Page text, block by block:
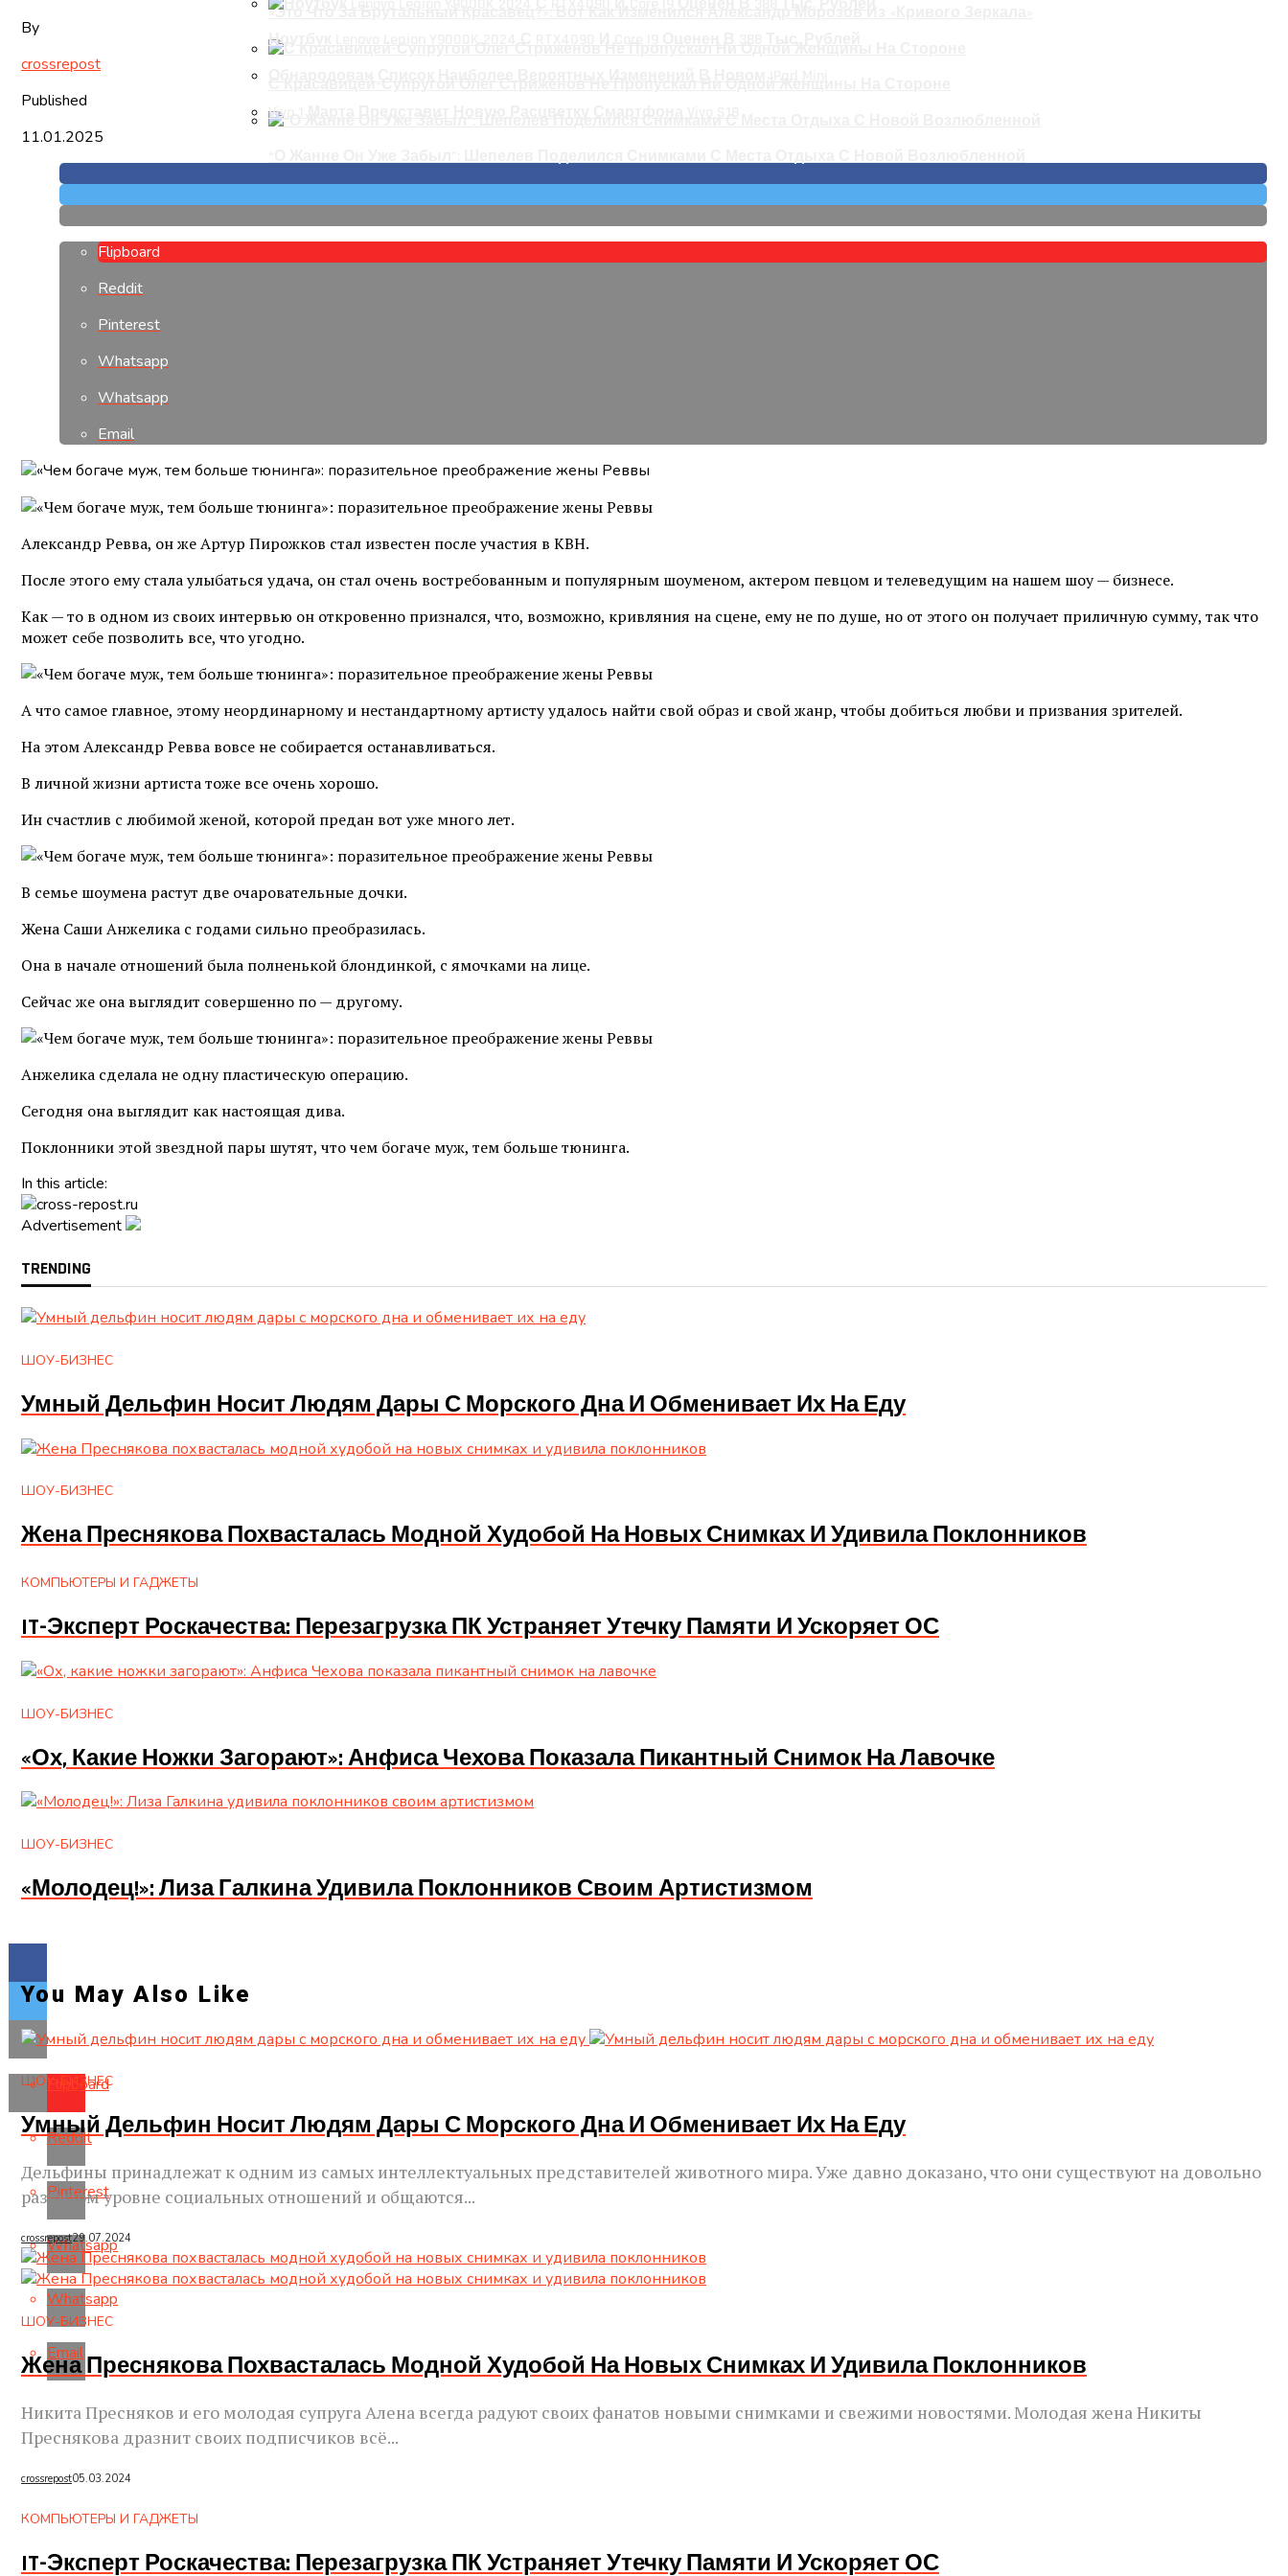
«Это Что За Брутальный Красавец?»: Вот Как Изменился Александр Морозов Из «Кривого Зеркала»
Ноутбук Lenovo Legion Y9000K 2024 С RTX4090 И Core I9 Оценен В 388 Тыс. Рублей
Vivo 1 Марта Представит Новую Расцветку Смартфона Vivo S18
By
crossrepost
Published
11.01.2025
Flipboard
Reddit
Pinterest
Whatsapp
Whatsapp
Email
Александр Ревва, он же Артур Пирожков стал известен после участия в КВН.
После этого ему стала улыбаться удача, он стал очень востребованным и популярным шоуменом, актером певцом и телеведущим на нашем шоу — бизнесе.
Как — то в одном из своих интервью он откровенно признался, что, возможно, кривляния на сцене, ему не по душе, но от этого он получает приличную сумму, так что
может себе позволить все, что угодно.
А что самое главное, этому неординарному и нестандартному артисту удалось найти свой образ и свой жанр, чтобы добиться любви и призвания зрителей.
На этом Александр Ревва вовсе не собирается останавливаться.
В личной жизни артиста тоже все очень хорошо.
Ин счастлив с любимой женой, которой предан вот уже много лет.
В семье шоумена растут две очаровательные дочки.
Жена Саши Анжелика с годами сильно преобразилась.
Она в начале отношений была полненькой блондинкой, с ямочками на лице.
Сейчас же она выглядит совершенно по — другому.
Анжелика сделала не одну пластическую операцию.
Сегодня она выглядит как настоящая дива.
Поклонники этой звездной пары шутят, что чем богаче муж, тем больше тюнинга.
In this article:
Advertisement
TRENDING
ШОУ-БИЗНЕС
Умный Дельфин Носит Людям Дары С Морского Дна И Обменивает Их На Еду
ШОУ-БИЗНЕС
Жена Преснякова Похвасталась Модной Худобой На Новых Снимках И Удивила Поклонников
КОМПЬЮТЕРЫ И ГАДЖЕТЫ
IT-Эксперт Роскачества: Перезагрузка ПК Устраняет Утечку Памяти И Ускоряет ОС
ШОУ-БИЗНЕС
«Ох, Какие Ножки Загорают»: Анфиса Чехова Показала Пикантный Снимок На Лавочке
ШОУ-БИЗНЕС
«Молодец!»: Лиза Галкина Удивила Поклонников Своим Артистизмом
Flipboard
Reddit
Pinterest
Whatsapp
Whatsapp
Email
You May Also Like
ШОУ-БИЗНЕС
Умный Дельфин Носит Людям Дары С Морского Дна И Обменивает Их На Еду
Дельфины принадлежат к одним из самых интеллектуальных представителей животного мира. Уже давно доказано, что они существуют на довольно
развитом уровне социальных отношений и общаются...
crossrepost29.07.2024
ШОУ-БИЗНЕС
Жена Преснякова Похвасталась Модной Худобой На Новых Снимках И Удивила Поклонников
Никита Пресняков и его молодая супруга Алена всегда радуют своих фанатов новыми снимками и свежими новостями. Молодая жена Никиты
Преснякова дразнит своих подписчиков всё...
crossrepost05.03.2024
КОМПЬЮТЕРЫ И ГАДЖЕТЫ
IT-Эксперт Роскачества: Перезагрузка ПК Устраняет Утечку Памяти И Ускоряет ОС